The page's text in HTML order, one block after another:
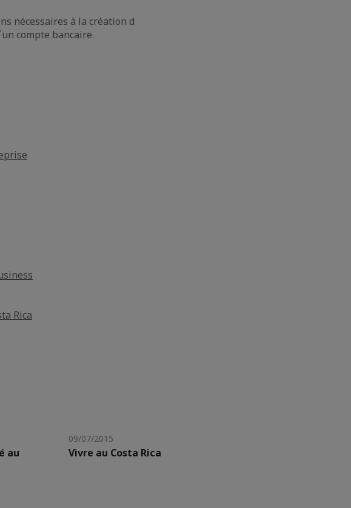
nécessaires à la création d
compte bancaire.
Rica
au
09/07/2015
Vivre au Costa Rica